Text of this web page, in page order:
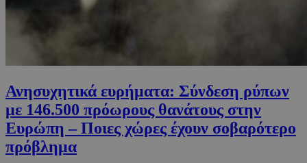
Ανησυχητικά ευρήματα: Σύνδεση ρύπων
με 146.500 πρόωρους θανάτους στην
Ευρώπη – Ποιες χώρες έχουν σοβαρότερο
πρόβλημα